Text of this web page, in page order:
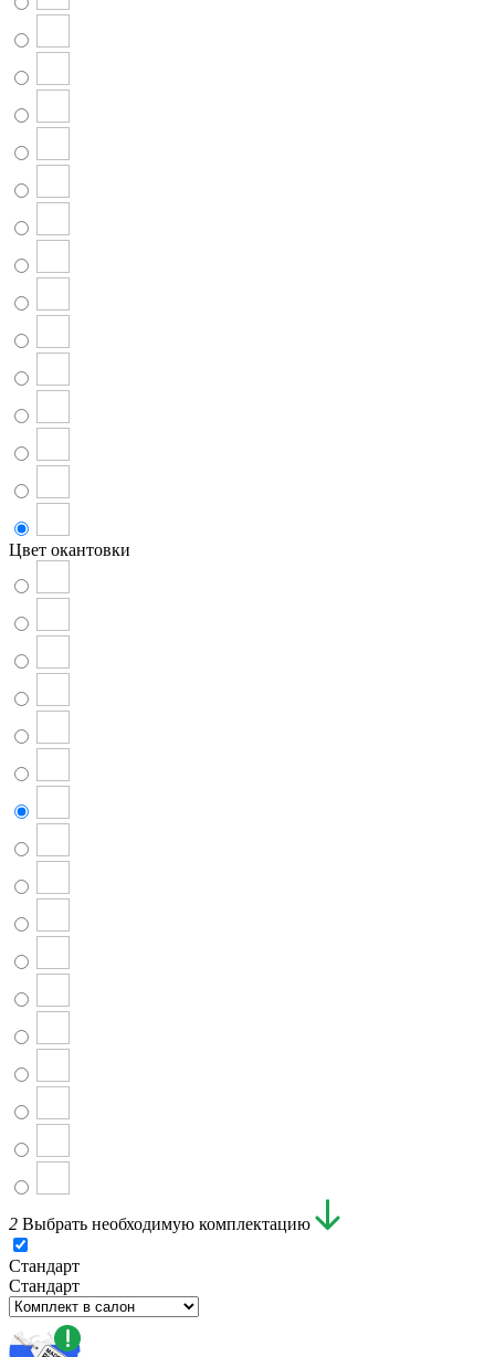
Цвет окантовки
2 Выбрать необходимую комплектацию
Стандарт
Стандарт